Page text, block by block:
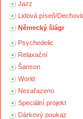
Jazz
Lidová píseň/
Německý šlágr
Psychedelic
Relaxační
Šanson
World
Nezařazeno
Speciální projekt
Dárkový poukaz